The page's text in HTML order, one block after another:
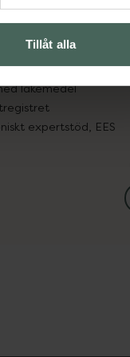
Tillåt alla
in gammal medicin
läkemedel
expertstöd, EES